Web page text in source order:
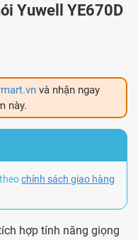
Yuwell YE670D
và nhận ngay
này.
theochính sách giao hàng
hợp tính năng giọng